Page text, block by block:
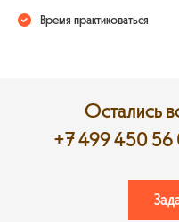
Время практиковаться
Остались
+7 499 450 56